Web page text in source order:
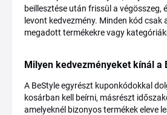
beillesztése után frissül a végösszeg,
levont kedvezmény. Minden kód csak
megadott termékekre vagy
Milyen kedvezményeket kínál a
A BeStyle egyrészt kuponkódokkal
kosárban kell beírni, másrészt
amelyeknél bizonyos termékek eleve